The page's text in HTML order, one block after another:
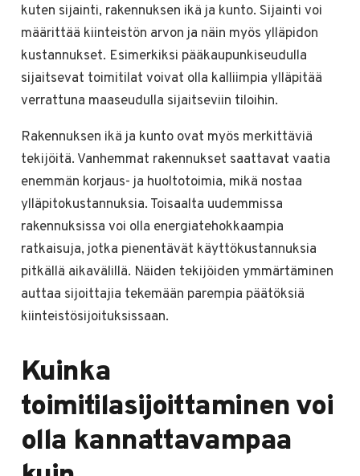
kuten sijainti, rakennuksen ikä ja kunto. Sijainti voi
määrittää kiinteistön arvon ja näin myös ylläpidon
kustannukset. Esimerkiksi pääkaupunkiseudulla
sijaitsevat toimitilat voivat olla kalliimpia ylläpitää
verrattuna maaseudulla sijaitseviin tiloihin.
Rakennuksen ikä ja kunto ovat myös merkittäviä
tekijöitä. Vanhemmat rakennukset saattavat vaatia
enemmän korjaus- ja huoltotoimia, mikä nostaa
ylläpitokustannuksia. Toisaalta uudemmissa
rakennuksissa voi olla energiatehokkaampia
ratkaisuja, jotka pienentävät käyttökustannuksia
pitkällä aikavälillä. Näiden tekijöiden ymmärtäminen
auttaa sijoittajia tekemään parempia päätöksiä
kiinteistösijoituksissaan.
Kuinka
toimitilasijoittaminen voi
olla kannattavampaa